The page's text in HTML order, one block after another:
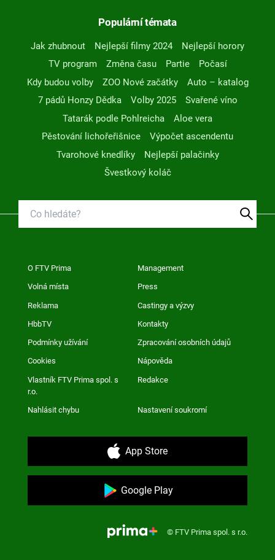
Populární témata
Jak zhubnout Nejlepší filmy 2024
Nejlepší horory
TV program
Změna času Partie
Počasí
Kdy budou volby
ZOO Nové začátky
Auto – katalog
7 pádů Honzy Dědka
Volby 2025
Svařené víno
Tatarák podle Pohlreicha
Aloe vera
Pěstování lichořeřišnice
Výpočet ascendentu
Tvarohové knedlíky
Nejlepší palačinky
Švestkový koláč
O FTV Prima Management
Volná místa Press
Reklama Castingy a výzvy
HbbTV Kontakty
Podmínky užívání Zpracování osobních údajů
Cookies Nápověda
Vlastník FTV Prima spol. s
r.o.
Redakce
Nahlásit chybu Nastavení soukromí
App Store
Google Play
© FTV Prima spol. s r.o.